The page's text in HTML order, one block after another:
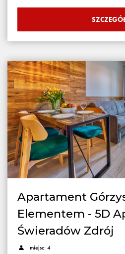
Apartament
Elementem - 5D
Świeradów Zdrój
miejsc: 4